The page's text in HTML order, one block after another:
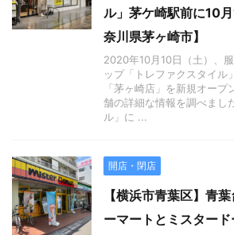
ル」茅ケ崎駅前に10
奈川県茅ヶ崎市】
2020年10月10日（土）、
ップ「トレファクスタイル
「茅ヶ崎店」を新規オー
舗の詳細な情報を調べまし
ル」に ...
開店・閉店
【横浜市青葉区】青
ーマートとミスター